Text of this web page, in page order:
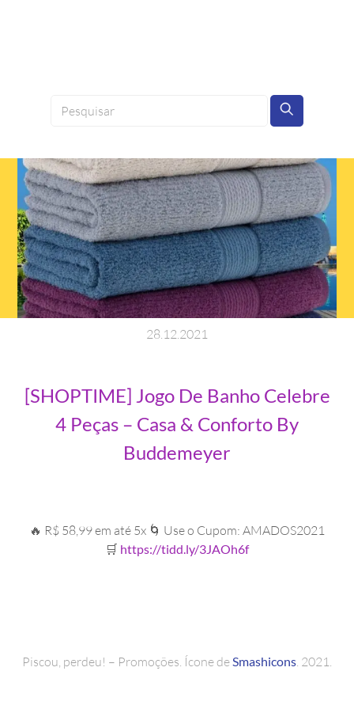
28 12 2021
[SHOPTIME] Jogo De Banho Celebre
4 Peças – Casa & Conforto By
Buddemeyer
🔥 R$ 58,99 em até 5x 🌀 Use o Cupom: AMADOS2021
🛒 https://tidd.ly/3JAOh6f
Piscou, perdeu! – Promoções. Ícone de Smashicons . 2021.